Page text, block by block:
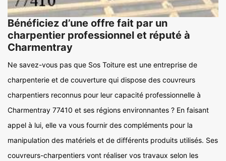
Bénéficiez d’une offre fait par un
charpentier professionnel et réputé à
Charmentray
Ne savez-vous pas que Sos Toiture est une entreprise de
charpenterie et de couverture qui dispose des couvreurs
charpentiers reconnus pour leur capacité professionnelle à
Charmentray 77410 et ses régions environnantes ? En faisant
appel à lui, elle va vous fournir des compléments pour la
manipulation des matériels et de différents produits utilisés. Ses
couvreurs-charpentiers vont réaliser vos travaux selon les